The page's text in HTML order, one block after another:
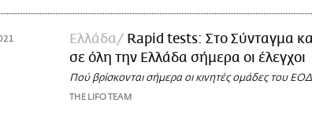
Ελλάδα
Rapid tests: Στο Σύνταγμα
σε όλη την Ελλάδα σήμερα οι έλεγχοι
Πού βρίσκονται σήμερα οι κινητές ομάδες του
THE LIFO TEAM